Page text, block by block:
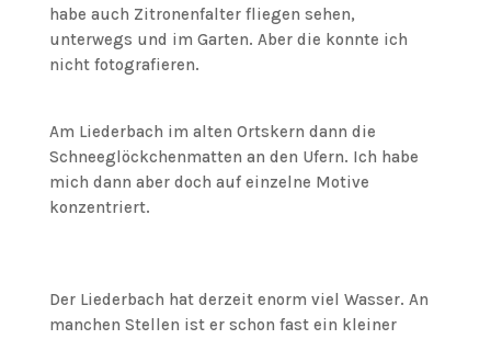
habe auch Zitronenfalter fliegen sehen,
unterwegs und im Garten. Aber die konnte ich
nicht fotografieren.
Am Liederbach im alten Ortskern dann die
Schneeglöckchenmatten an den Ufern. Ich habe
mich dann aber doch auf einzelne Motive
konzentriert.
Der Liederbach hat derzeit enorm viel Wasser. An
manchen Stellen ist er schon fast ein kleiner